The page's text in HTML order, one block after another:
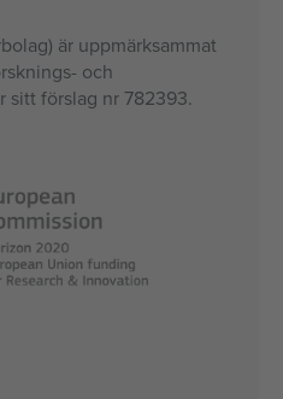
är uppmärksammat
och
sitt förslag nr 782393.